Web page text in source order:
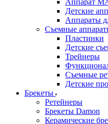
Аппарат
Детские
Аппараты
Съемные
Пластинки
Детские
Трейнеры
Съемные
Детские
Брекеты
Ретейнеры
Брекеты Damon
Керамические